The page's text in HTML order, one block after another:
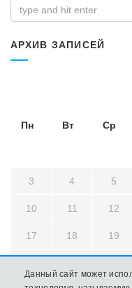
АРХИВ ЗАПИСЕЙ
Пн Вт Ср
3 4 5
10 11 12
17 18 19
Данный сайт может